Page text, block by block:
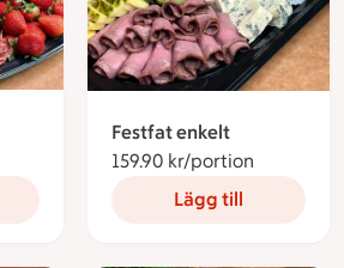
188.30 kronor per portion
Festfat enkelt
159.90 kr/portion
Lägg till